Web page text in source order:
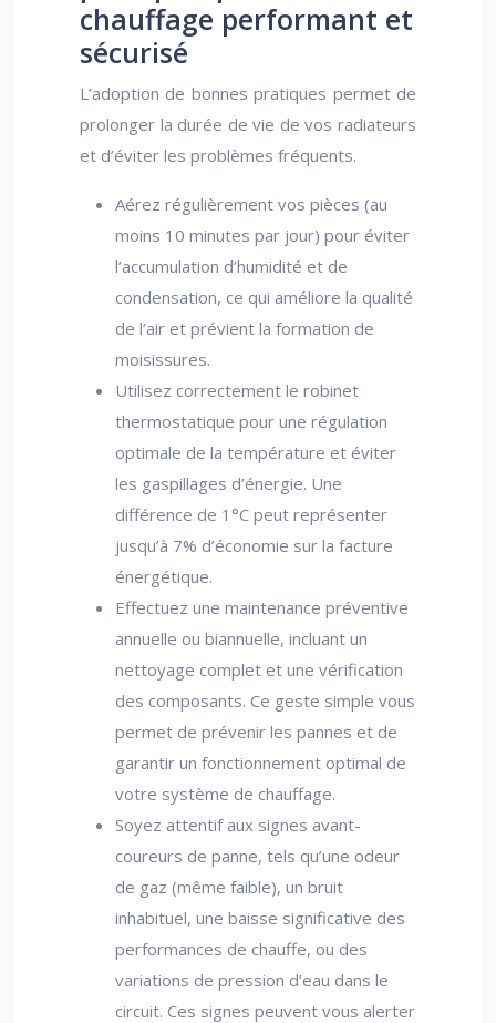
chauffage performant et
sécurisé
L’adoption de bonnes pratiques permet de
prolonger la durée de vie de vos radiateurs
et d’éviter les problèmes fréquents.
Aérez régulièrement vos pièces (au
moins 10 minutes par jour) pour éviter
l’accumulation d’humidité et de
condensation, ce qui améliore la qualité
de l’air et prévient la formation de
moisissures.
Utilisez correctement le robinet
thermostatique pour une régulation
optimale de la température et éviter
les gaspillages d’énergie. Une
différence de 1°C peut représenter
jusqu’à 7% d’économie sur la facture
énergétique.
Effectuez une maintenance préventive
annuelle ou biannuelle, incluant un
nettoyage complet et une vérification
des composants. Ce geste simple vous
permet de prévenir les pannes et de
garantir un fonctionnement optimal de
votre système de chauffage.
Soyez attentif aux signes avant-
coureurs de panne, tels qu’une odeur
de gaz (même faible), un bruit
inhabituel, une baisse significative des
performances de chauffe, ou des
variations de pression d’eau dans le
circuit. Ces signes peuvent vous alerter